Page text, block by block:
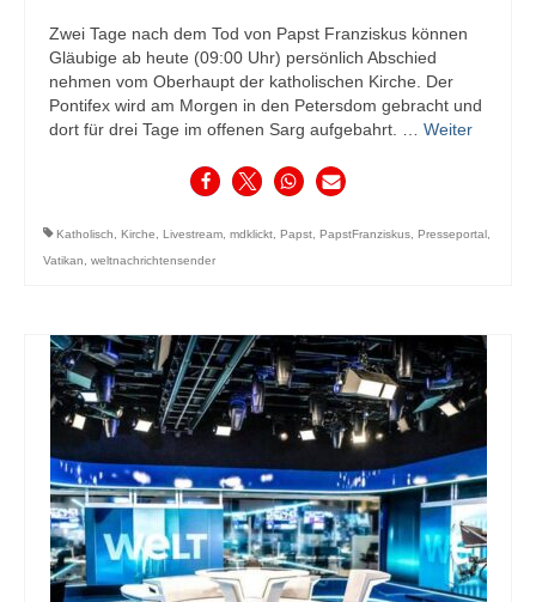
Zwei Tage nach dem Tod von Papst Franziskus können
Gläubige ab heute (09:00 Uhr) persönlich Abschied
nehmen vom Oberhaupt der katholischen Kirche. Der
Pontifex wird am Morgen in den Petersdom gebracht und
dort für drei Tage im offenen Sarg aufgebahrt. … Weiter
Katholisch Kirche Livestream mdklickt Papst PapstFranziskus Presseportal
Vatikan
weltnachrichtensender